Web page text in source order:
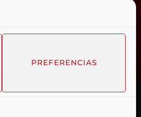
PREFERENCIAS